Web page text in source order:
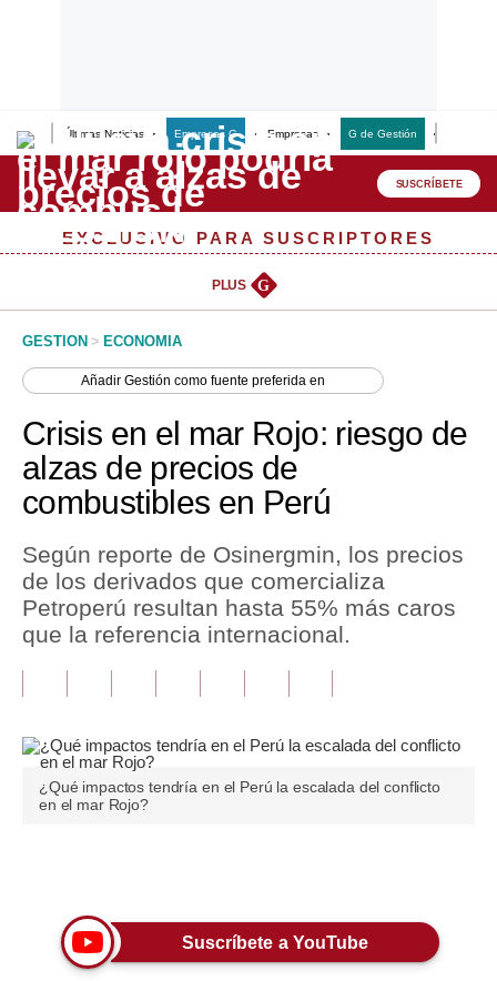
Últimas Noticias Empresas G Empresas G de Gestión
Lo último
Peru Quiosco
Management & Empleo
Perú
Política
Finanzas Personales
Inmobiliarias
Plus G
Editorial
Pregunta de hoy
Lujo
SUSCRÍBETE
EXCLUSIVO PARA SUSCRIPTORES
PLUS G
GESTION > ECONOMIA
AñadirGestión como fuente preferida en
Crisis en el mar Rojo: riesgo de
alzas de precios de
combustibles en Perú
Según reporte de Osinergmin, los precios
de los derivados que comercializa
Petroperú resultan hasta 55% más caros
que la referencia internacional.
¿Qué impactos tendría en el Perú la escalada del conflicto
en el mar Rojo?
Suscríbete a YouTube